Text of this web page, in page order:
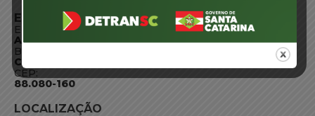
ENDEREÇO
Endereço:
Av. Almirante Tamandaré - 480
Bairro:
Coqueiros, Florianópolis SC
CEP:
88.080-160
LOCALIZAÇÃO